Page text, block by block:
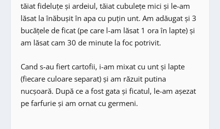
tăiat fideluțe și ardeiul, tăiat cubulețe mici și le-am
lăsat la înăbușit în apa cu puțin unt. Am adăugat și 3
bucățele de ficat (pe care l-am lăsat 1 ora în lapte) și
am lăsat cam 30 de minute la foc potrivit.
Cand s-au fiert cartofii, i-am mixat cu unt și lapte
(fiecare culoare separat) și am răzuit putina
nucșoară. După ce a fost gata și ficatul, le-am așezat
pe farfurie și am ornat cu germeni.